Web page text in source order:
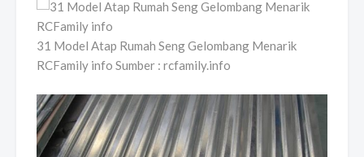
31 Model Atap Rumah Seng Gelombang Menarik
RCFamily info Sumber : rcfamily.info